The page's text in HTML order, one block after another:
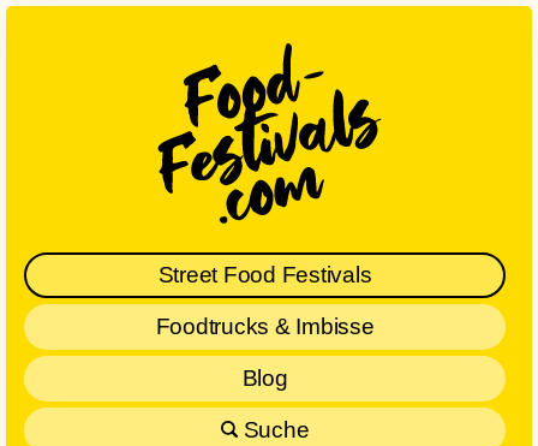
Street Food Festivals
Foodtrucks & Imbisse
Blog
Suche